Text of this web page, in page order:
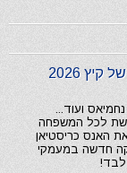
2026
ועוד...
לכל המשפחה
האנס כריסטיאן
חדשה במעמקי